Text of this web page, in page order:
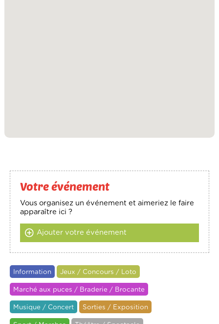
Votre événement
Vous organisez un événement et aimeriez le faire
apparaître ici ?
Ajouter votre événement
Information Jeux / Concours / Loto
Marché aux puces / Braderie / Brocante
Musique / Concert Sorties / Exposition